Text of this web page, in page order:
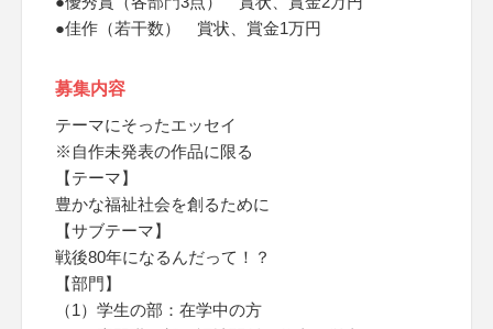
●佳作（若干数） 賞状、賞金1万円
募集内容
テーマにそったエッセイ
※自作未発表の作品に限る
【テーマ】
豊かな福祉社会を創るために
【サブテーマ】
戦後80年になるんだって！？
【部門】
（1）学生の部：在学中の方